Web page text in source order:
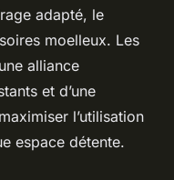
adapté, le
moelleux. Les
alliance
et d’une
l’utilisation
espace détente.